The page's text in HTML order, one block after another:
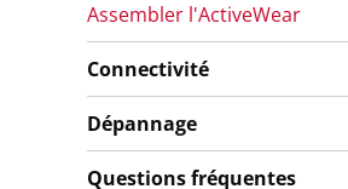
Assembler l'ActiveWear
Connectivité
Dépannage
Questions fréquentes